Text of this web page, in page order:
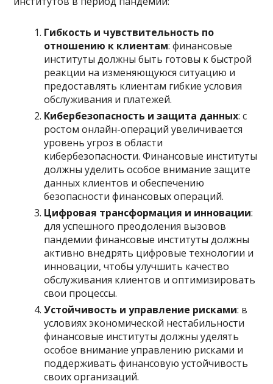
Гибкость и чувствительность по
отношению к клиентам: финансовые
институты должны быть готовы к быстрой
реакции на изменяющуюся ситуацию и
предоставлять клиентам гибкие условия
обслуживания и платежей.
Кибербезопасность и защита данных: с
ростом онлайн-операций увеличивается
уровень угроз в области
кибербезопасности. Финансовые институты
должны уделить особое внимание защите
данных клиентов и обеспечению
безопасности финансовых операций.
Цифровая трансформация и инновации:
для успешного преодоления вызовов
пандемии финансовые институты должны
активно внедрять цифровые технологии и
инновации, чтобы улучшить качество
обслуживания клиентов и оптимизировать
свои процессы.
Устойчивость и управление рисками: в
условиях экономической нестабильности
финансовые институты должны уделять
особое внимание управлению рисками и
поддерживать финансовую устойчивость
своих организаций.